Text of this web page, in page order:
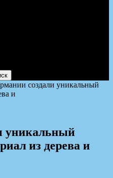
создали уникальный
и
уникальный
из дерева и